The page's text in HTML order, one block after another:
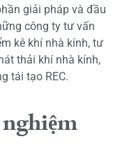
giải pháp và đầu
công ty tư vấn
kê khí nhà kính, tư
thải khí nhà kính,
tái tạo REC.